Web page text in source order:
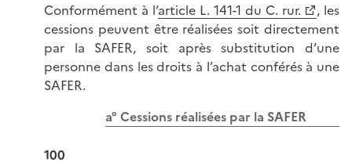
Conformément à l’article L. 141-1 du C. rur.
, les
cessions peuvent être réalisées soit directement
par la SAFER, soit après substitution d’une
personne dans les droits à l’achat conférés à une
SAFER.
a° Cessions réalisées par la SAFER
100